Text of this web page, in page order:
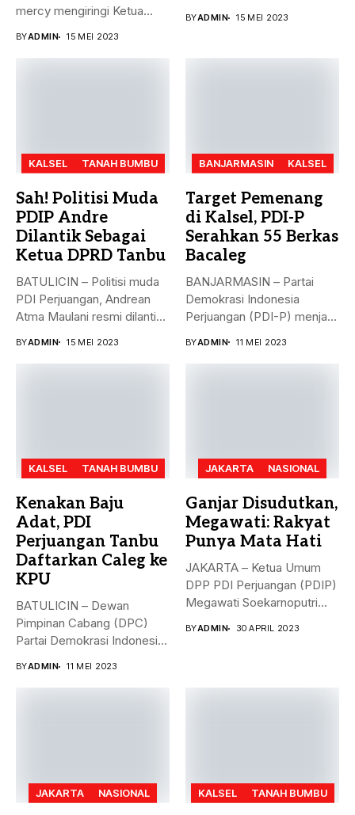
mercy mengiringi Ketua
BYADMIN 15 MEI 2023
BYADMIN 15 MEI 2023
KALSEL TANAH BUMBU
Sah! Politisi Muda
PDIP Andre
Dilantik Sebagai
Ketua DPRD Tanbu
BATULICIN – Politisi muda
PDI Perjuangan, Andrean
Atma Maulani resmi dilantik
BYADMIN 15 MEI 2023
BANJARMASIN KALSEL
Target Pemenang
di Kalsel, PDI-P
Serahkan 55 Berkas
Bacaleg
BANJARMASIN – Partai
Demokrasi Indonesia
Perjuangan (PDI-P) menjadi
BYADMIN 11 MEI 2023
KALSEL TANAH BUMBU
Kenakan Baju
Adat, PDI
Perjuangan Tanbu
Daftarkan Caleg ke
KPU
BATULICIN – Dewan
Pimpinan Cabang (DPC)
Partai Demokrasi Indonesia
BYADMIN 11 MEI 2023
JAKARTA NASIONAL
Ganjar Disudutkan,
Megawati: Rakyat
Punya Mata Hati
JAKARTA – Ketua Umum
DPP PDI Perjuangan (PDIP)
Megawati Soekarnoputri
BYADMIN 30 APRIL 2023
JAKARTA NASIONAL KALSEL TANAH BUMBU